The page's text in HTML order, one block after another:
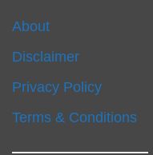
About
Disclaimer
Privacy Policy
Terms & Conditions